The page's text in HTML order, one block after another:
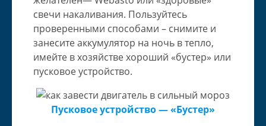
свечи накаливания. Пользуйтесь
проверенными способами – снимите и
занесите аккумулятор на ночь в тепло,
имейте в хозяйстве хороший «бустер» или
пусковое устройство.
Пусковое устройство — «Бустер»